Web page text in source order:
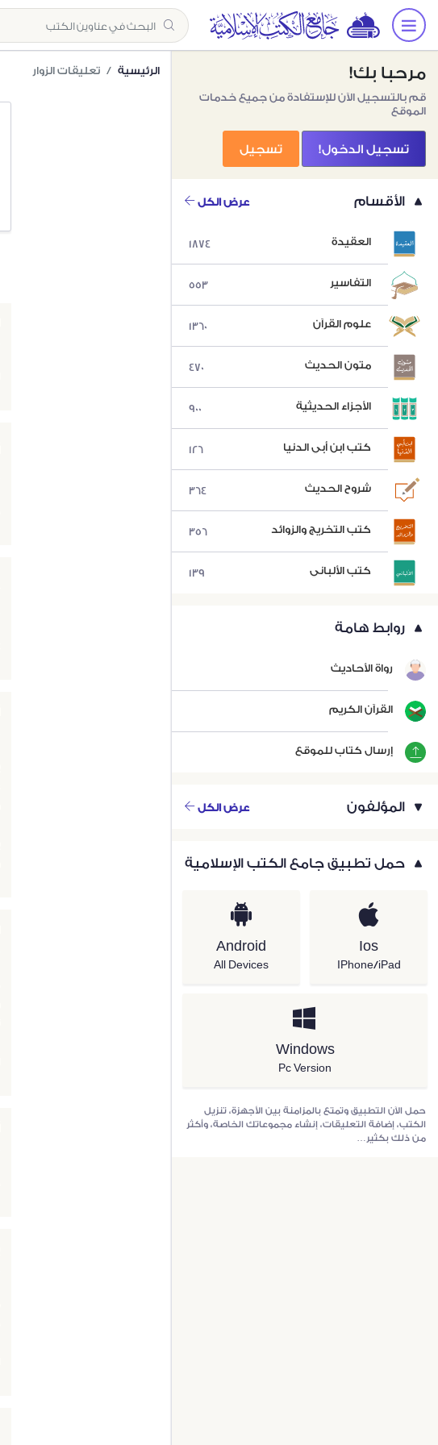
مرحبا بك!
قم بالتسجيل الآن للإستفادة من جميع خدمات
الموقع
تسجيل الدخول! تسجيل
الأقسام عرض الكل
العقيدة 1874
التفاسير 553
علوم القرآن 1360
متون الحديث 470
الأجزاء الحديثية 900
كتب ابن أبي الدنيا 126
شروح الحديث 364
كتب التخريج والزوائد 356
كتب الألباني 139
روابط هامة
رواة الأحاديث
القرآن الكريم
إرسال كتاب للموقع
المؤلفون عرض الكل
حمل تطبيق جامع الكتب الإسلامية
Ios
IPhone/iPad
Android
All Devices
Windows
Pc Version
حمل الآن التطبيق وتمتع بالمزامنة بين الأجهزة، تنزيل
الكتب، إضافة التعليقات، إنشاء مجموعاتك الخاصة، وأكثر
من ذلك بكثير…
الرئيسية تعليقات الزوار